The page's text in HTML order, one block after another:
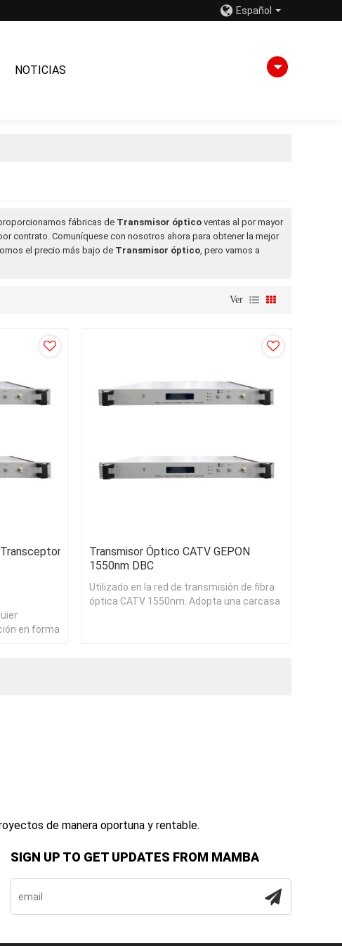
Español
NOTICIAS
fábricas de Transmisor óptico ventas al por mayor
contrato. Comuníquese con nosotros ahora para obtener la mejor
el precio más bajo de Transmisor óptico, pero vamos a
Ver
en forma
Transmisor Óptico CATV GEPON
1550nm DBC
Utilizado en la red de transmisión de fibra
óptica CATV 1550nm. Adopta una carcasa
de manera oportuna y rentable.
SIGN UP TO GET UPDATES FROM MAMBA